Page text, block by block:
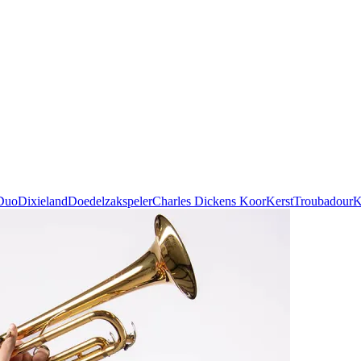
DixielandDoedelzakspelerCharles Dickens KoorKerstTroubadour